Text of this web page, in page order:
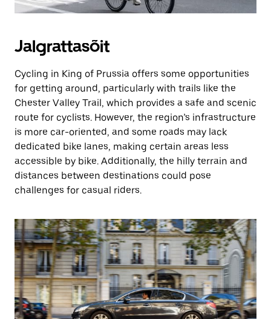
Jalgrattasõit
Cycling in King of Prussia offers some opportunities
for getting around, particularly with trails like the
Chester Valley Trail, which provides a safe and scenic
route for cyclists. However, the region’s infrastructure
is more car-oriented, and some roads may lack
dedicated bike lanes, making certain areas less
accessible by bike. Additionally, the hilly terrain and
distances between destinations could pose
challenges for casual riders.